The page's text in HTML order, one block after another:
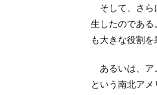
そして、さら
生したのであ
も大きな役割を
あるいは、ア
という南北ア